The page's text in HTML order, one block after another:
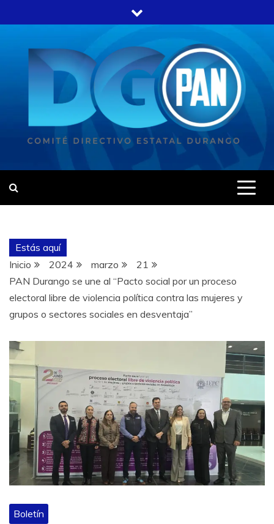
Estás aquí
Inicio
2024 marzo
21
PAN Durango se une al “Pacto social por un proceso
electoral libre de violencia política contra las mujeres y
grupos o sectores sociales en desventaja”
Boletín